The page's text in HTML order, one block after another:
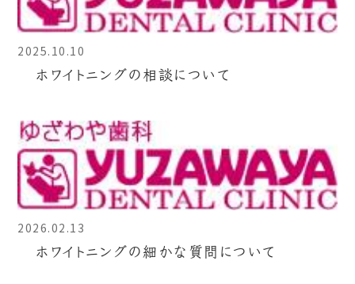
2025.10.10
ホワイトニングの相談について
2026.02.13
ホワイトニングの細かな質問について